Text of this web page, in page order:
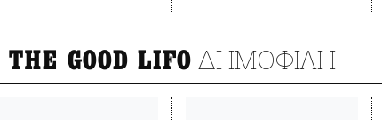
THE GOOD LIFO ΔΗΜΟΦΙΛΗ